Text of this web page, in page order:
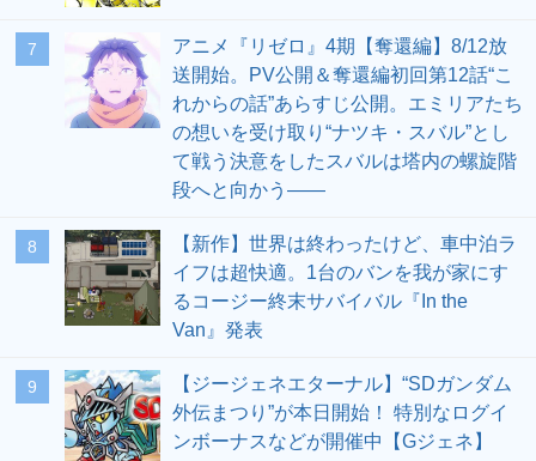
7
アニメ『リゼロ』4期【奪還編】8/12放
送開始。PV公開＆奪還編初回第12話“こ
れからの話”あらすじ公開。エミリアたち
の想いを受け取り“ナツキ・スバル”とし
て戦う決意をしたスバルは塔内の螺旋階
段へと向かう――
8
【新作】世界は終わったけど、車中泊ラ
イフは超快適。1台のバンを我が家にす
るコージー終末サバイバル『In the
Van』発表
9
【ジージェネエターナル】“SDガンダム
外伝まつり”が本日開始！ 特別なログイ
ンボーナスなどが開催中【Gジェネ】